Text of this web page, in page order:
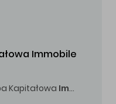
Immobile
Kapitałowa Immobile